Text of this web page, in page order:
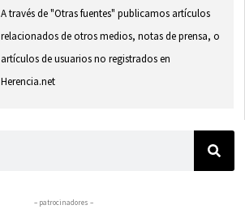
A través de "Otras fuentes" publicamos artículos
relacionados de otros medios, notas de prensa, o
artículos de usuarios no registrados en
Herencia.net
– patrocinadores –